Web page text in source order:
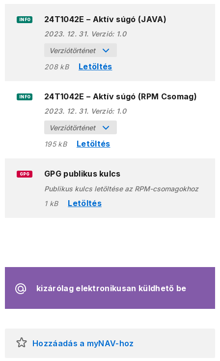
INFO 24T1042E – Aktív súgó (JAVA)
2023. 12. 31. Verzió: 1.0
Verziótörténet
208 kB
Letöltés
INFO 24T1042E – Aktív súgó (RPM Csomag)
2023. 12. 31. Verzió: 1.0
Verziótörténet
195 kB
Letöltés
GPG GPG publikus kulcs
Publikus kulcs letöltése az RPM-csomagokhoz
1 kB
Letöltés
kizárólag elektronikusan küldhető be
Hozzáadás a myNAV-hoz